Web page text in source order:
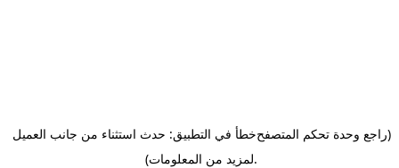
خطأ في التطبيق: حدث استثناء من جانب العميل(راجع وحدة تحكم المتصفح
لمزيد من المعلومات).